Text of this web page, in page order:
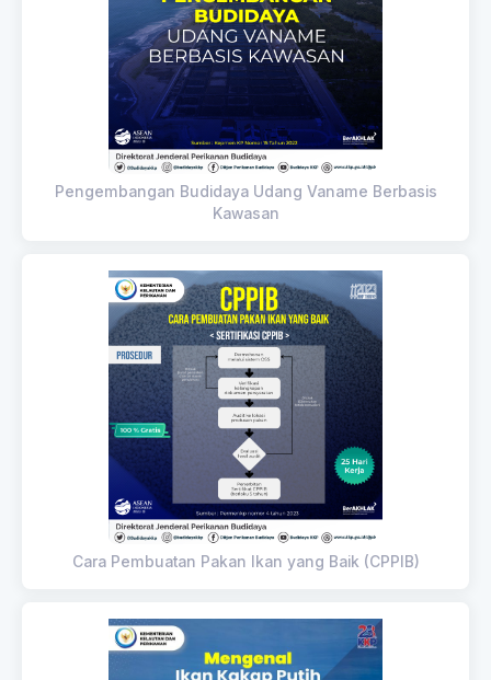
Pengembangan Budidaya Udang Vaname Berbasis
Kawasan
Cara Pembuatan Pakan Ikan yang Baik (CPPIB)